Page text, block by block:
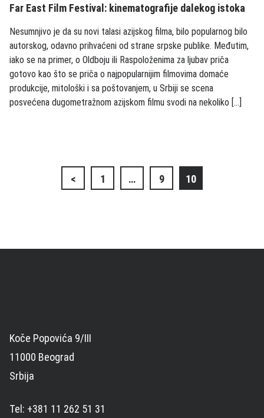
Far East Film Festival: kinematografije dalekog istoka
Nesumnjivo je da su novi talasi azijskog filma, bilo popularnog bilo
autorskog, odavno prihvaćeni od strane srpske publike. Međutim,
iako se na primer, o Oldboju ili Raspoloženima za ljubav priča
gotovo kao što se priča o najpopularnijim filmovima domaće
produkcije, mitološki i sa poštovanjem, u Srbiji se scena
posvećena dugometražnom azijskom filmu svodi na nekoliko […]
Кретање
< 1 … 9 10
Koče Popovića 9/III
11000 Beograd
Srbija
Tel: +381 11 262 51 31